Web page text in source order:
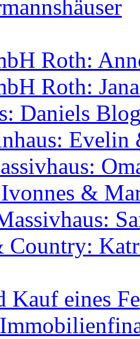
Roth:
Roth:
Daniels
&
Country:
Kauf eines